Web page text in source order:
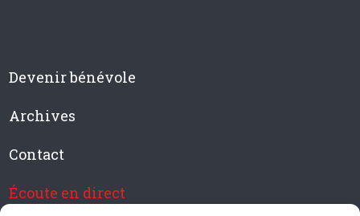
Devenir bénévole
Archives
Contact
Écoute en direct